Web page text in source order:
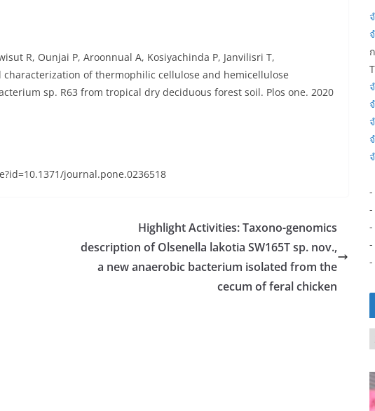
R, Ounjai P, Aroonnual A, Kosiyachinda P, Janvilisri T,
characterization of thermophilic cellulose and hemicellulose
sp. R63 from tropical dry deciduous forest soil. Plos one. 2020
journal.pone.0236518
Highlight Activities: Taxono-genomics
description of Olsenella lakotia SW165T sp. nov.,
a new anaerobic bacterium isolated from the
cecum of feral chicken
-
-
-
-
-
a
t
e
g